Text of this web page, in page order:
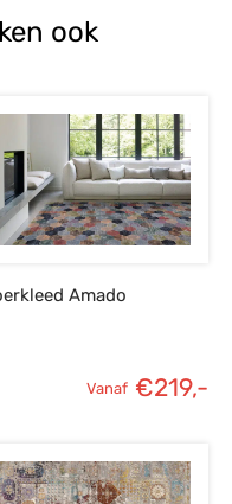
ook
Amado
Vanaf €219,-